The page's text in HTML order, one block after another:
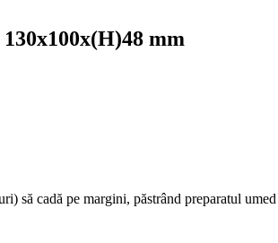
mm
să cadă pe margini, păstrând preparatul